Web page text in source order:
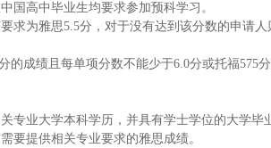
国高中毕业生均要求参加预科学习。
求为雅思5.5分，对于没有达到该分数的申请
的成绩且每单项分数不能少于6.0分或托福
专业大学本科学历，并具有学士学位的大学毕
要提供相关专业要求的雅思成绩。